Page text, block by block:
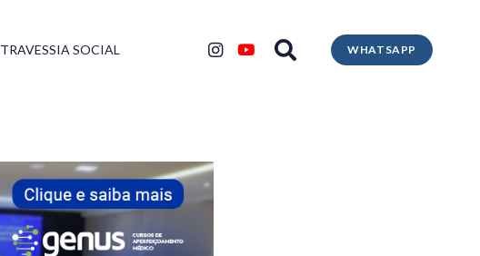
TRAVESSIA SOCIAL WHATSAPP